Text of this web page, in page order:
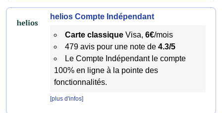
helios Compte Indépendant
Carte classiqueVisa, 6€/mois
479 avis pour une note de 4.3/5
Le Compte Indépendant le compte
100% en ligne à la pointe des
fonctionnalités.
[plus d'infos]